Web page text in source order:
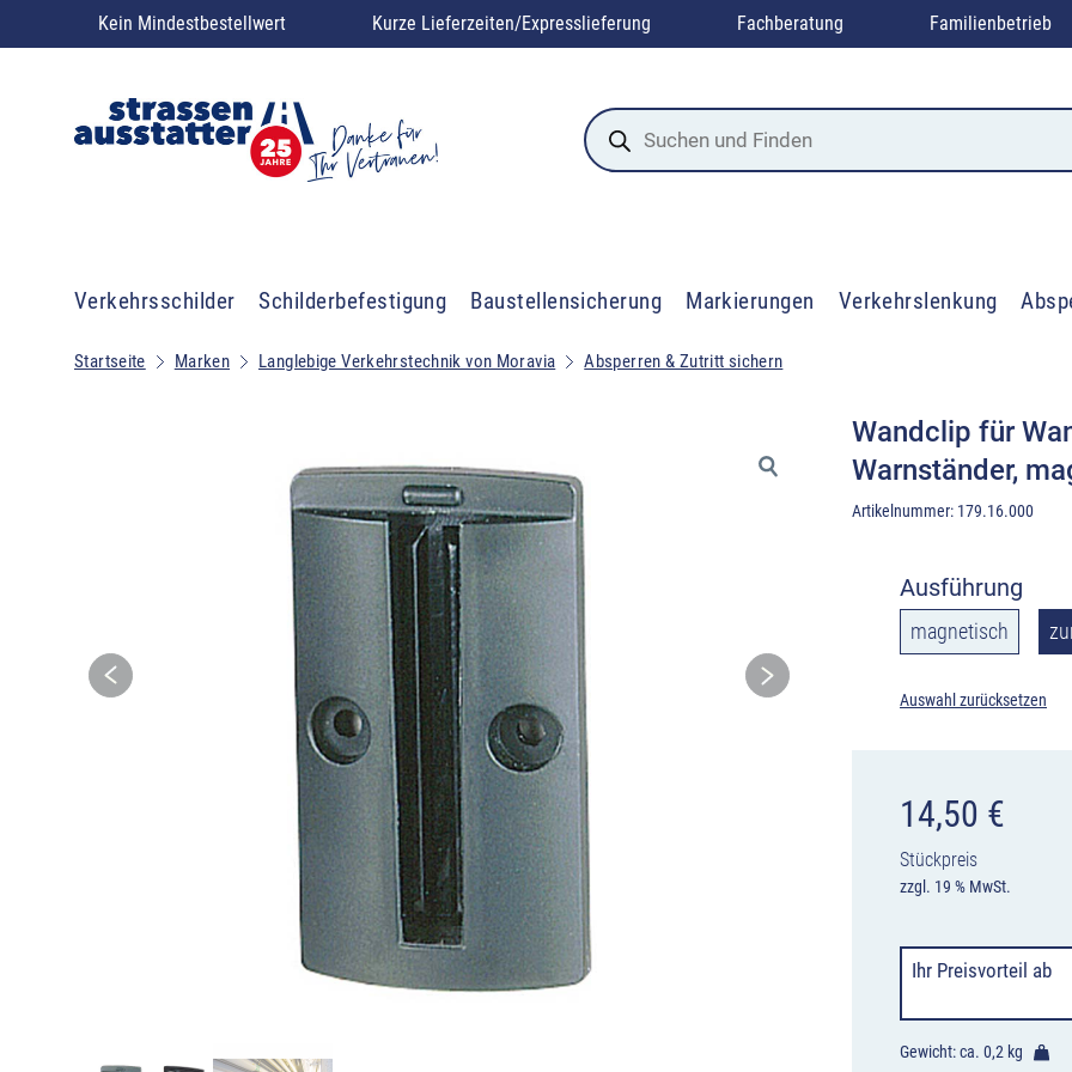
Kein Mindestbestellwert Kurze Lieferzeiten/Expresslieferung Fachberatung Familienbetrieb
Products
search
Verkehrsschilder Schilderbefestigung Baustellensicherung Markierungen Verkehrslenkung
Startseite Marken Langlebige Verkehrstechnik von Moravia Absperren & Zutritt sichern
Wandclip für
Warnständer,
Artikelnummer: 179.16.000
Ausführung
magnetisch
Auswahl zurücksetzen
14,50 €
Stückpreis
zzgl. 19 % MwSt.
Ihr Preisvorteil ab
Gewicht: ca. 0,2 kg